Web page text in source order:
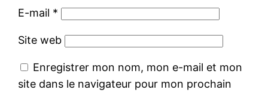
E-mail *
Site web
Enregistrer mon nom, mon e-mail et mon
site dans le navigateur pour mon prochain